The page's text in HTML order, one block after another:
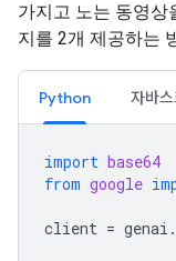
가지고 노는 동영상
지를 2개 제공하는
Python 자바
import base64
from google
client = genai .